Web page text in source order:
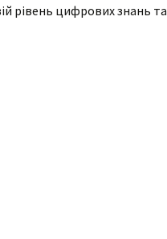
рівень цифрових знань та